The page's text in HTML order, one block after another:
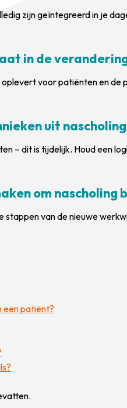
zijn geïntegreerd in je
in de
voor patiënten en
uit
– dit is tijdelijk. Houd een
om nascholing
van de nieuwe
een patiënt?